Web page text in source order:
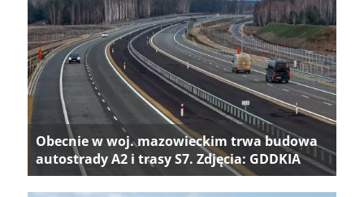
Obecnie w woj. mazowieckim trwa budowa
autostrady A2 i trasy S7. Zdjęcia: GDDKIA